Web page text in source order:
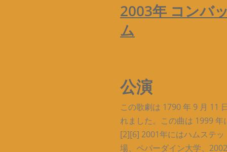
2003年 コンバ
ム
公演
この歌劇は 1790 年 9 月 11
れました。この曲は 1999
[2][6] 2001年にはハムステ
場、ペパーダイン大学、